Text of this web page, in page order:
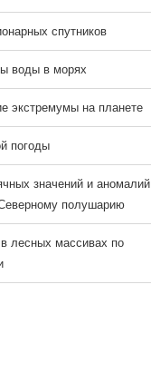
спутников
воды в морях
экстремумы на планете
погоды
значений и аномалий
полушарию
лесных массивах по